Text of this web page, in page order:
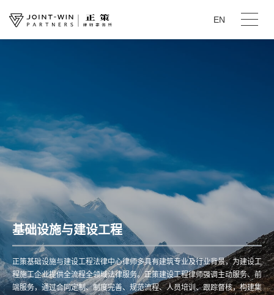
EN
基础设施与建设工程
正策基础设施与建设工程法律中心律师多具有建筑专业及行业背景，为建设工
程施工企业提供全流程全领域法律服务。正策建设工程律师强调主动服务、前
端服务，通过合同定制、制度完善、规范流程、人员培训、跟踪督核，构建集